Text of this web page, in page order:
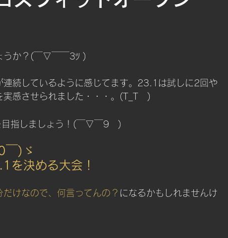
うか？(￣▽￣￣3ﾂ )
連続しているように感じてます。23.1は試しに2回や
感させられました・・・。(T_T　)
目指しましょう！(￣▽￣9　)
￣)ゞ
を決める大会！
けなので、何言ってんの？ になるかもしれませんけ